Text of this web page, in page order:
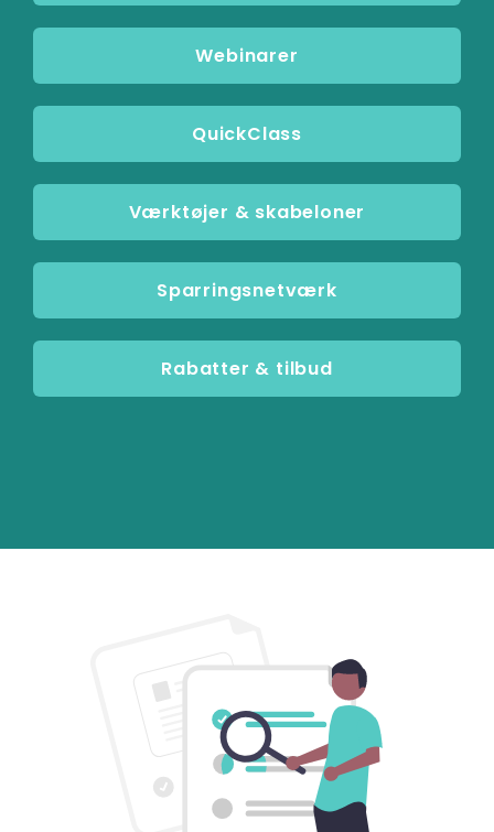
Webinarer
QuickClass
Værktøjer & skabeloner
Sparringsnetværk
Rabatter & tilbud